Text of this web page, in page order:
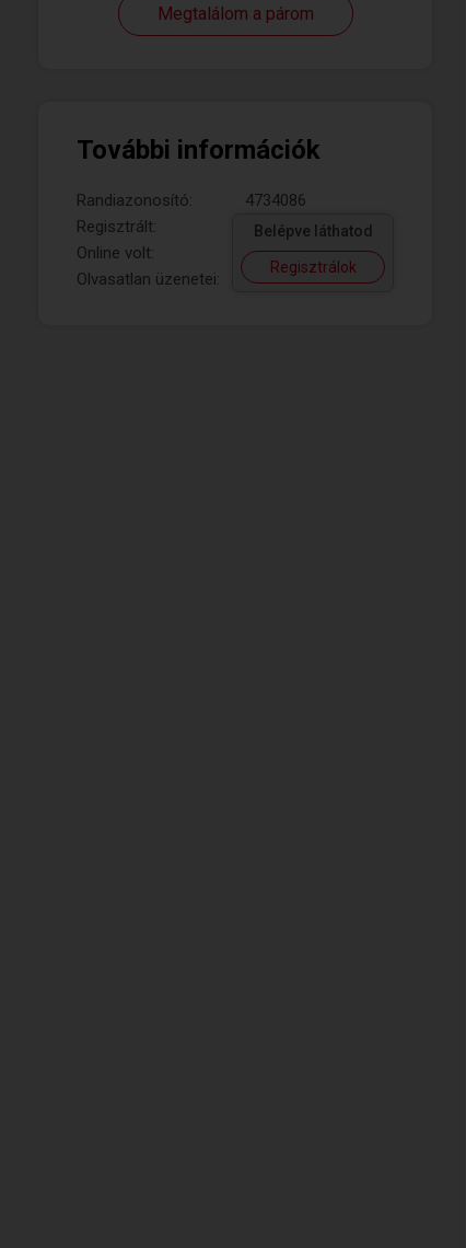
Megtalálom a párom
További információk
Randiazonosító:
4734086
Regisztrált:
Online volt:
Olvasatlan üzenetei:
Belépve láthatod
Regisztrálok